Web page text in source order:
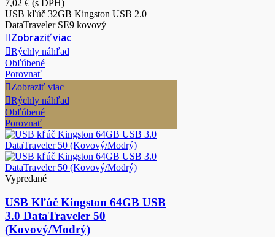
7,02 € (s DPH)
USB kľúč 32GB Kingston USB 2.0
DataTraveler SE9 kovový
Zobraziť viac
Rýchly náhľad
Obľúbené
Porovnať
Zobraziť viac
Rýchly náhľad
Obľúbené
Porovnať
Vypredané
USB Kľúč Kingston 64GB USB
3.0 DataTraveler 50
(Kovový/Modrý)